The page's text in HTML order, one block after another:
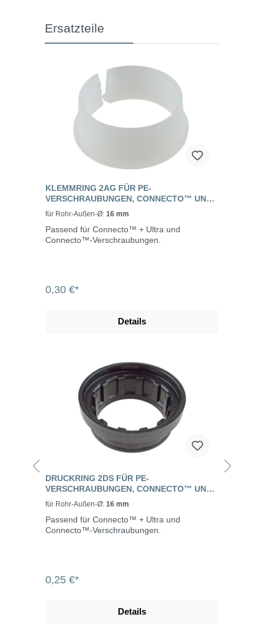
Ersatzteile
KLEMMRING 2AG FÜR PE-
VERSCHRAUBUNGEN, CONNECTO™ UND
CONNECTO™ +ULTRA
für Rohr-Außen-Ø: 16 mm
Passend für Connecto™ + Ultra und
Connecto™-Verschraubungen.
0,30 €*
Details
DRUCKRING 2DS FÜR PE-
VERSCHRAUBUNGEN, CONNECTO™ UND
CONNECTO™ +ULTRA
für Rohr-Außen-Ø: 16 mm
Passend für Connecto™ + Ultra und
Connecto™-Verschraubungen.
0,25 €*
Details